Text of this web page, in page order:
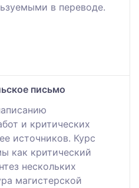
в переводе.
письмо
и критических
источников. Курс
как критический
нескольких
магистерской